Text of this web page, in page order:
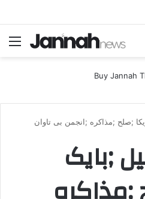
;صلح ;مذاکره ;انجمن بی تاوان
;بایک